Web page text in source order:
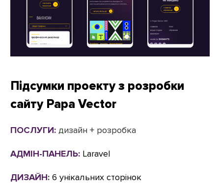
Підсумки проекту з розробки
сайту Papa Vector
ПОСЛУГИ: дизайн + розробка
АДМІН-ПАНЕЛЬ: Laravel
ДИЗАЙН: 6 унікальних сторінок